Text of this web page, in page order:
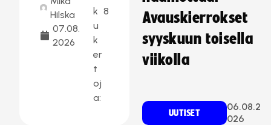
Hilska
07.08.
2026
k
u
k
er
t
oj
a:
8
Avauskierrokset
syyskuun toisella
viikolla
UUTISET
06.08.2
026